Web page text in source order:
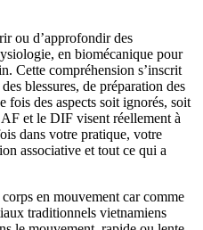
ou d’approfondir des
en biomécanique pour
Cette compréhension s’inscrit
blessures, de préparation des
fois des aspects soit ignorés, soit
et le DIF visent réellement à
dans votre pratique, votre
associative et tout ce qui a
en mouvement car comme
traditionnels vietnamiens